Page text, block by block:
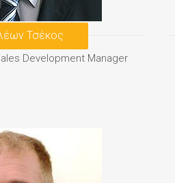
Τσέκος
Development Manager